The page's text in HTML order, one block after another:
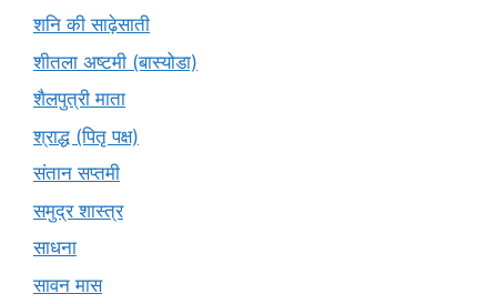
शनि की साढ़ेसाती
शीतला अष्टमी (बास्योडा)
शैलपुत्री माता
श्राद्ध (पितृ पक्ष)
संतान सप्तमी
समुद्र शास्त्र
साधना
सावन मास